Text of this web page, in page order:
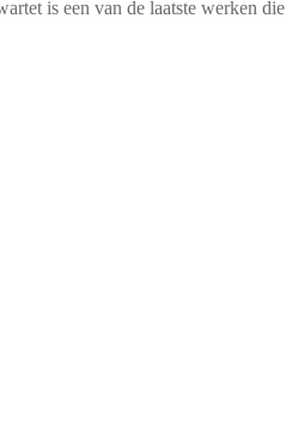
is een van de laatste werken die